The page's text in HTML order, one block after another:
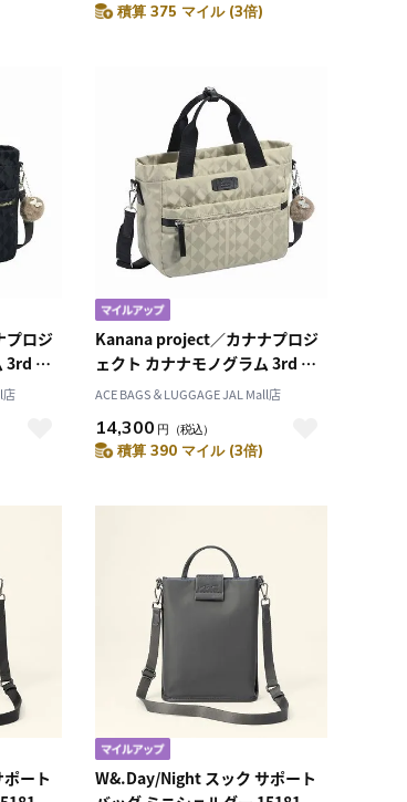
積算 375 マイル (3倍)
ロジ
3rd シ
グ
店
Kanana project／カナナプロジ
ェクト カナナモノグラム 3rd シ
ョルダーバッグ ハンドバッグ
ACE BAGS＆LUGGAGE JAL Mall店
14,300 円 （税込）
積算 390 マイル (3倍)
ート
W&.Day/Night スック サポート